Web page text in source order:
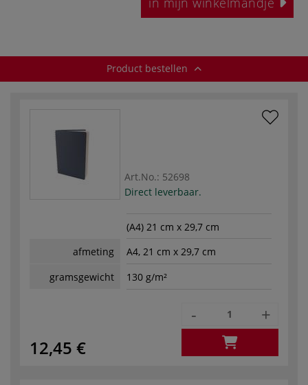
Product bestellen
Art.No.: 52698
Direct leverbaar.
(A4) 21 cm x 29,7 cm
afmeting
A4, 21 cm x 29,7 cm
gramsgewicht
130 g/m²
12,45 €
- +